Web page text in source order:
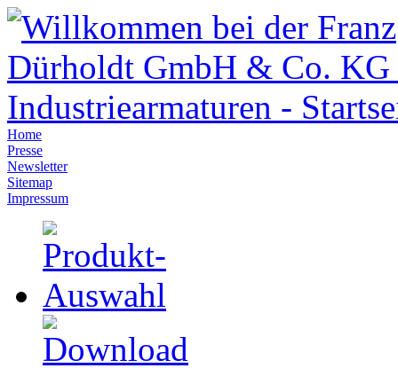
Home
Presse
Newsletter
Sitemap
Impressum